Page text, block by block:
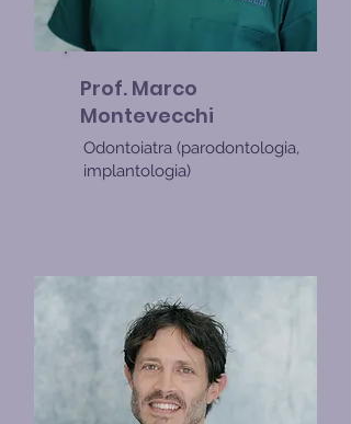
Prof. Marco
Montevecchi
Odontoiatra (parodontologia,
implantologia)